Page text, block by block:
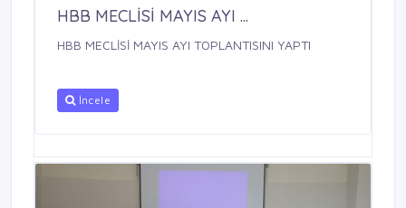
HBB MECLİSİ MAYIS AYI ...
HBB MECLİSİ MAYIS AYI TOPLANTISINI YAPTI
İncele